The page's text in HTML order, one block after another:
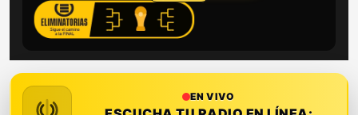
EN VIVO